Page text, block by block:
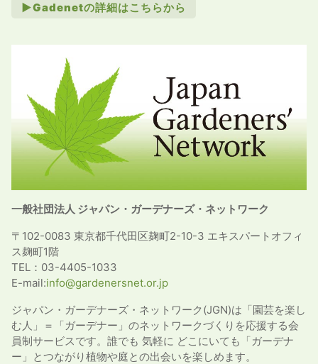
►Gadenetの詳細はこちらから
一般社団法人 ジャパン・ガーデナーズ・ネットワーク
〒102-0083 東京都千代田区麹町2-10-3 エキスパートオフィ
ス麹町1階
TEL：03-4405-1033
E-mail:info@gardenersnet.or.jp
ジャパン・ガーデナーズ・ネットワーク(JGN)は「園芸を楽し
む人」＝「ガーデナー」のネットワークづくりを応援する会
員制サービスです。誰でも 気軽に どこにいても「ガーデナ
ー」とつながり植物や庭との出会いを楽しめます。